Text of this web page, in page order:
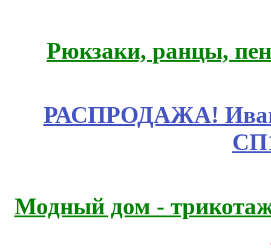
Рюкзаки, ранцы,
РАСПРОДАЖА!
Модный дом -